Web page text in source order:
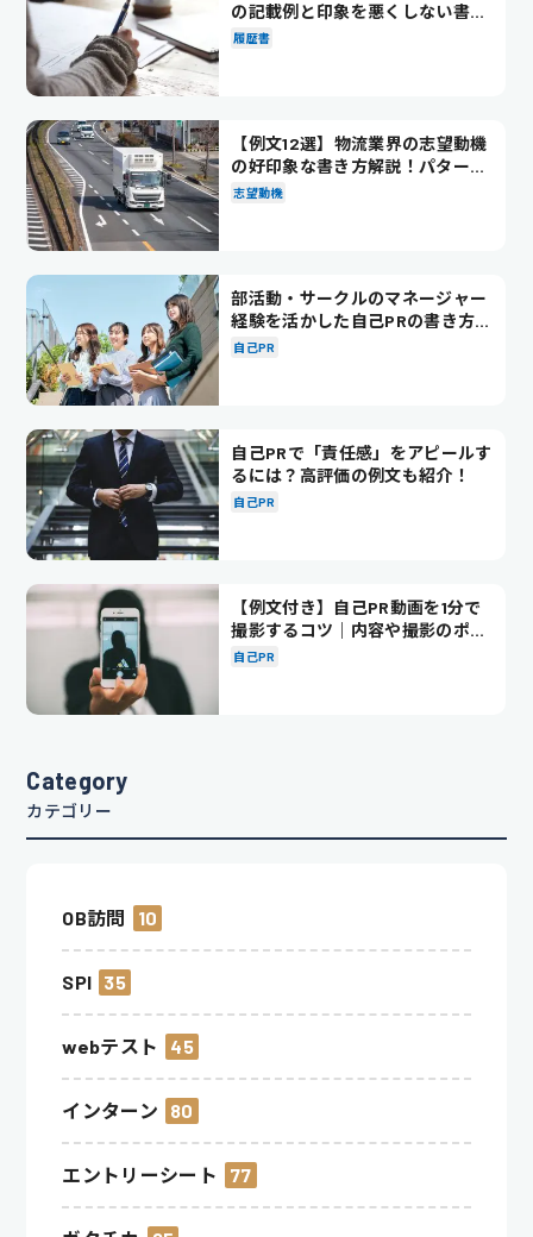
の記載例と印象を悪くしない書き
方を解説
履歴書
【例文12選】物流業界の志望動機
の好印象な書き方解説！パターン
別の例文も紹介
志望動機
部活動・サークルのマネージャー
経験を活かした自己PRの書き方を
徹底解説！
自己PR
自己PRで「責任感」をアピールす
るには？高評価の例文も紹介！
自己PR
【例文付き】自己PR動画を1分で
撮影するコツ｜内容や撮影のポイ
ントも解説
自己PR
Category
カテゴリー
OB訪問 10
SPI 35
webテスト 45
インターン 80
エントリーシート 77